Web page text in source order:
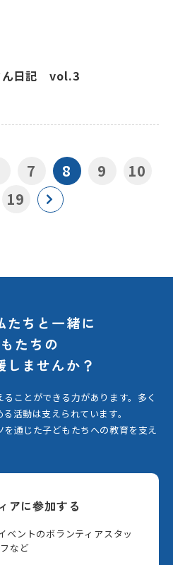
ん日記 vol.3
7 8 9
10
19
たちと一緒に
たちの
しませんか？
ことができる力があります。 多く
活動は支えられています。
通じた子どもたちへの教育を支え
アに参加する
ベントのボランティアスタッ
フなど